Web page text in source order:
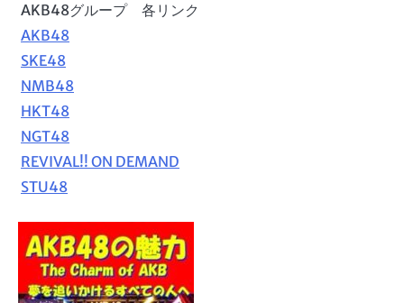
AKB48グループ 各リンク
AKB48
SKE48
NMB48
HKT48
NGT48
REVIVAL!! ON DEMAND
STU48